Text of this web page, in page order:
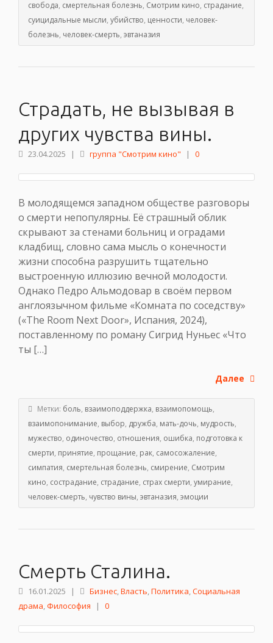
свобода, смертельная болезнь, Смотрим кино, страдание,
суицидальные мысли, убийство, ценности, человек-
болезнь, человек-смерть, эвтаназия
Страдать, не вызывая в
других чувства вины.
23.04.2025 | группа "Смотрим кино" | 0
В молодящемся западном обществе разговоры
о смерти непопулярны. Её страшный облик
скрывают за стенами больниц и оградами
кладбищ, словно сама мысль о конечности
жизни способна разрушить тщательно
выстроенную иллюзию вечной молодости.
Однако Педро Альмодовар в своём первом
англоязычном фильме «Комната по соседству»
(«The Room Next Door», Испания, 2024),
поставленному по роману Сигрид Нуньес «Что
ты […]
Далее
Метки: боль, взаимоподдержка, взаимопомощь,
взаимопонимание, выбор, дружба, мать-дочь, мудрость,
мужество, одиночество, отношения, ошибка, подготовка к
смерти, принятие, прощание, рак, самосожаление,
симпатия, смертельная болезнь, смирение, Смотрим
кино, сострадание, страдание, страх смерти, умирание,
человек-смерть, чувство вины, эвтаназия, эмоции
Смерть Сталина.
16.01.2025 | Бизнес,Власть,Политика,Социальная
драма,Философия | 0